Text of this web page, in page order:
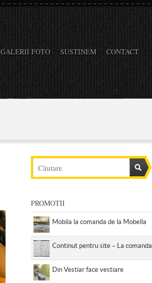
GALERII FOTO SUSTINEM CONTACT
PROMOTII
Mobila la comanda de la Mobella
Continut pentru site – La comanda
Din Vestiar face vestiare